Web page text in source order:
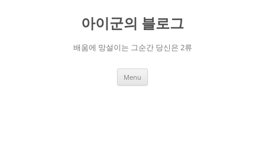
아이군의 블로그
배움에 망설이는 그순간 당신은 2류
Menu